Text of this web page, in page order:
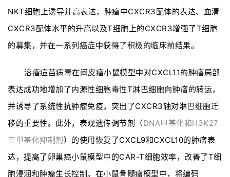
NKT细胞上诱导并高表达，肿瘤中CXCR3配体的表达、血清
CXCR3配体水平的升高以及T细胞上的CXCR3增强了T细胞
的募集，并在一系列癌症中获得了积极的临床前结果。
溶瘤痘苗病毒在间皮瘤小鼠模型中对CXCL11的肿瘤局部
表达成功地增加了内源性细胞毒性T淋巴细胞向肿瘤的转运，
并诱导了系统性抗肿瘤免疫，突出了CXCR3轴对淋巴细胞迁
移的重要性。此外，表观遗传调节剂（DNA甲基化和H3K27
三甲基化抑制剂）的使用恢复了CXCL9和CXCL10的肿瘤表
达，提高了卵巢癌小鼠模型中的CAR-T细胞效率，改善了T细
胞浸润和肿瘤生长控制。在小鼠骨髓瘤模型中，将编码